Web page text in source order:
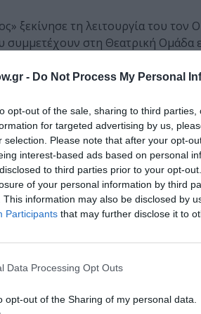
- Do Not Process My Personal
opt-out of the sale, sharing to third
for targeted advertising by us,
selection. Please note that after your opt-
interest-based ads based on personal
to third parties prior to your opt-
of your personal information by third
This information may also be disclosed by
Participants that may further disclose it to
Data Processing Opt Outs
opt-out of the Sharing of my personal data.
ξεκίνησε τη λειτουργία του τον
συμμετέχουν στη Θεατρική
25 μέχρι 65 ετών. Η συμμετοχή
αυτοεκτίμησης και προκλήσεις
στάθμευση στοParkingτου
κάθε επιπλέον ώρα στάθμευσης
με 2,5€ για χρήση του
ώρα.